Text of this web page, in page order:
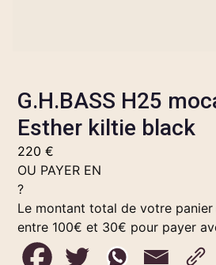
G.H.BASS H25
Esther kiltie black
220€
OU PAYER EN
?
Le montant total de votre
entre 100€ et 30€ pour payer